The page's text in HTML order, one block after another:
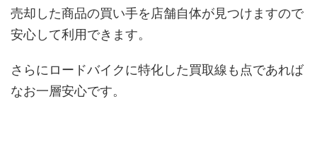
売却した商品の買い手を店舗自体が見つけますので
安心して利用できます。
さらにロードバイクに特化した買取線も点であれば
なお一層安心です。